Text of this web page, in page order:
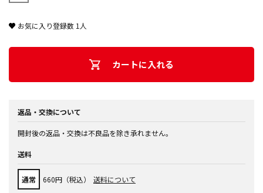
お気に入り登録数 1 人
カートに入れる
返品・交換について
開封後の返品・交換は不良品を除き承れません。
送料
通常 660円（税込） 送料について